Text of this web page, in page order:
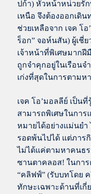
ปก้า) หัวหน้าหน่วยรั
เหนือ จึงต้องออกเดิ
ช่วยเหลือจาก เจค โอ
ร็อก” จอห์นสัน) ผู้เชี่
เจ้าหน้าที่พิเศษมากฝี
ถูกจำคุกอยู่ในเรือนจ
เก่งที่สุดในการตามห
เจค โอ’มอลลีย์ เป็น
สามารถพิเศษในการ
หมายได้อย่างแม่นย
รอดพ้นไปได้ แต่ภาร
ไม่ได้แค่ตามหาคนธ
ซานตาคลอส! ในกา
“คลิฟฟ์” (รับบทโดย
ทักษะเฉพาะด้านที่เ